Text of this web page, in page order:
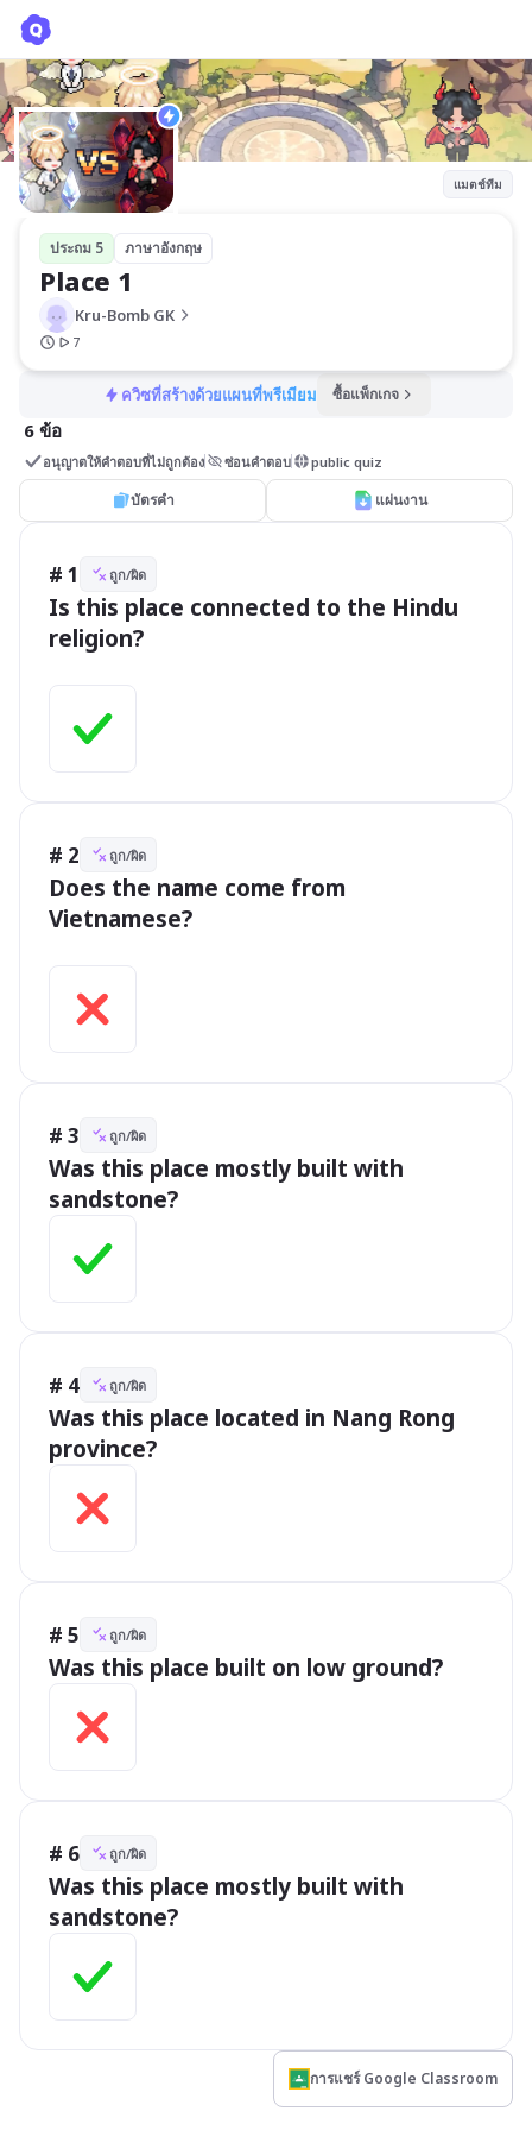
แมตช์ทีม
ประถม 5 ภาษาอังกฤษ
Place 1
Kru-Bomb GK
7
ควิซที่สร้างด้วยแผนที่พรีเมียม ซื้อแพ็กเกจ
6 ข้อ
อนุญาตให้คำตอบที่ไม่ถูกต้อง ซ่อนคำตอบ public quiz
บัตรคำ แผ่นงาน
# 1 ถูก/ผิด
Is this place connected to the Hindu
religion?
# 2 ถูก/ผิด
Does the name come from
Vietnamese?
# 3 ถูก/ผิด
Was this place mostly built with
sandstone?
# 4 ถูก/ผิด
Was this place located in Nang Rong
province?
# 5 ถูก/ผิด
Was this place built on low ground?
# 6 ถูก/ผิด
Was this place mostly built with
sandstone?
การแชร์ Google Classroom